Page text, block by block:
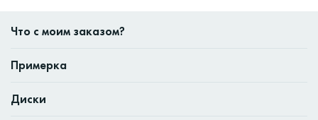
Что с моим заказом?
Примерка
Диски